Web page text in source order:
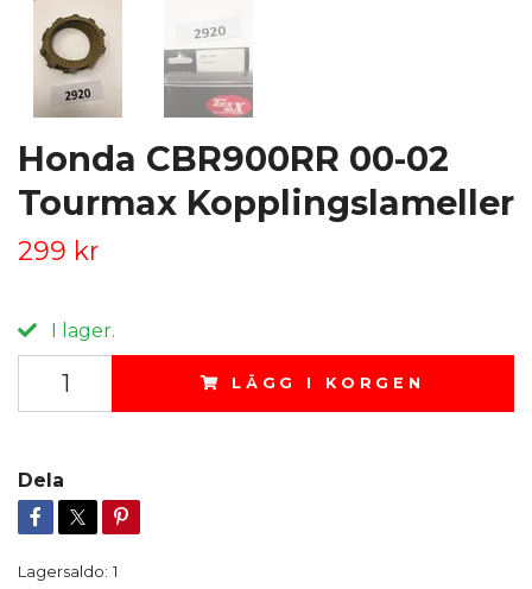
Honda CBR900RR 00-02
Tourmax Kopplingslameller
299 kr
I lager.
LÄGG I KORGEN
Dela
Lagersaldo: 1